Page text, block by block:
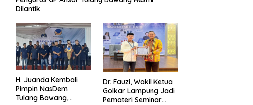
Dilantik
H. Juanda Kembali
Pimpin NasDem
Tulang Bawang,
Dr. Fauzi, Wakil Ketua
Golkar Lampung Jadi
Pemateri Seminar